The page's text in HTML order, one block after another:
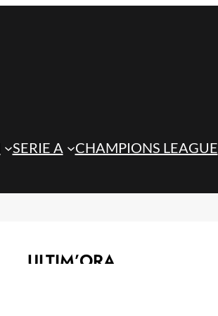
SERIE A CHAMPIONS LEAGUE
ULTIM’ORA